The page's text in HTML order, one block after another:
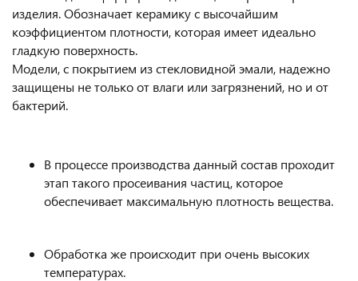
изделия. Обозначает керамику с высочайшим
коэффициентом плотности, которая имеет идеально
гладкую поверхность.
Модели, с покрытием из стекловидной эмали, надежно
защищены не только от влаги или загрязнений, но и от
бактерий.
В процессе производства данный состав проходит
этап такого просеивания частиц, которое
обеспечивает максимальную плотность вещества.
Обработка же происходит при очень высоких
температурах.